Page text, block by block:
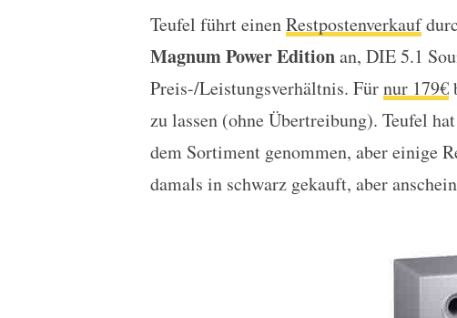
Restposten: Die Teufel
Teufel führt einenRestpostenverkauf
Magnum Power Editionan, DIE 5.1
Preis-/Leistungsverhältnis. Fürnur 179€
zu lassen (ohne Übertreibung). Teufel
dem Sortiment genommen, aber einige
damals in schwarz gekauft, aber